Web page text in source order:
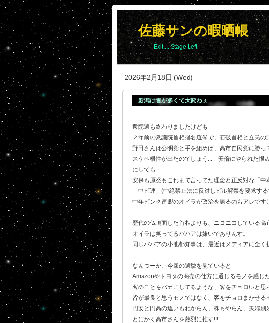
佐藤サンの暇晒帳
Exit.... Stage Left
2026年2月18日 (Wed)
新潟は雪が多くて大変ねぇ．．
衆院選も終わりましたけども
２年前の衆議院首相指名選挙で、石破首相と立民
野田さんは公明党と手を組めば、高市自民党に勝っ
スケベ根性が出たのでしょう... 安倍にやられた恨
にしても
安保も原発もこれまで言ってた理念と正反対な「中
「中ピ連」(中絶禁止法に反対しピル解禁を要求す
中年ピンク連盟のオイラが政治を語るのもアレです
歴代の仏頂面した首相よりも、ニコニコしている
オイラは笑ってるババアは嫌いでありんす。
同じババアの小池都知事は、最近はメディアに全く
なんつーか、今回の選挙を見ていると
Amazonやトヨタの商売の仕方に通じるモノを感じ
客のことをバカにしてるような、客をチョロいと思
皆が最良と思うモノではなく、客をチョロまかせる
円安と円高の違いもわからん、株もやらん、夫婦
とにかく高市さんを熱烈に推す!!!